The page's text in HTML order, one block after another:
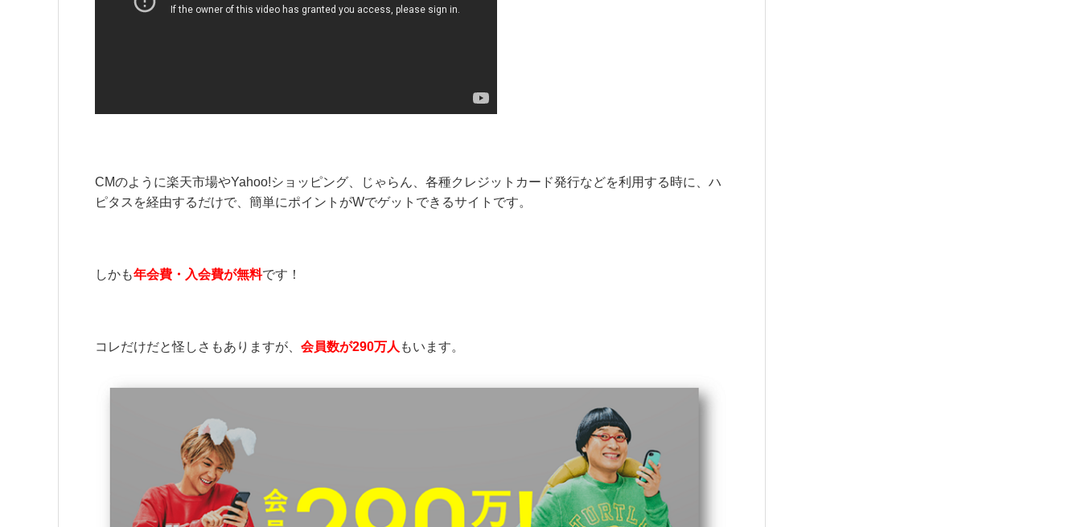
CMのように楽天市場やYahoo!ショッピング、じゃらん、各種クレジットカード発行などを利用する時に、ハ
ピタスを経由するだけで、簡単にポイントがWでゲットできるサイトです。
しかも年会費・入会費が無料です！
コレだけだと怪しさもありますが、 会員数が290万人 もいます。